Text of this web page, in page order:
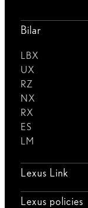
Bilar
LBX
UX
RZ
NX
RX
ES
LM
Lexus Link
Lexus policies